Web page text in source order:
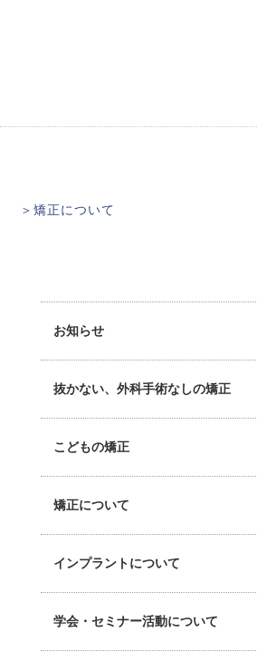
＞矯正について
お知らせ
抜かない、外科手術なしの矯正
こどもの矯正
矯正について
インプラントについて
学会・セミナー活動について